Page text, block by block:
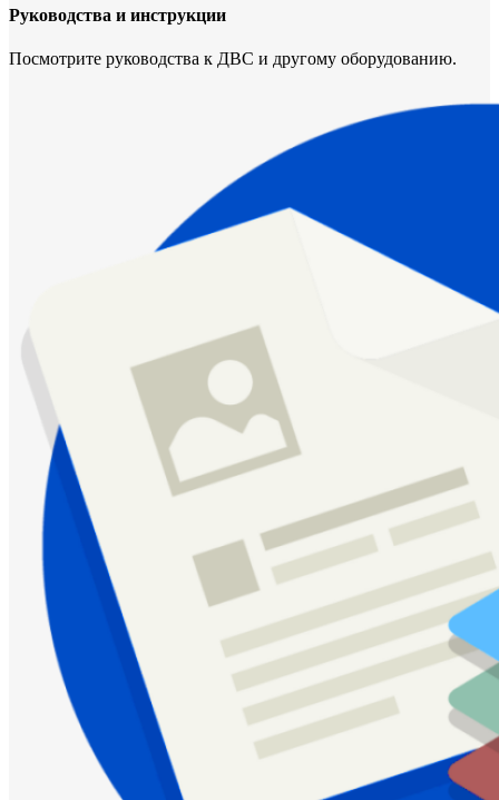
Руководства и инструкции
Посмотрите руководства к ДВС и другому оборудованию.